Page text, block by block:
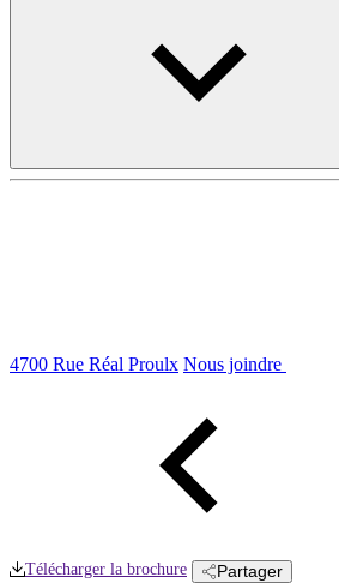
4700 Rue Réal Proulx Nous joindre
Télécharger la brochure
Partager